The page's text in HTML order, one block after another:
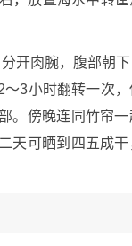
开肉腕，腹部朝
3小时翻转一次
。傍晚连同竹帘
天可晒到四五成